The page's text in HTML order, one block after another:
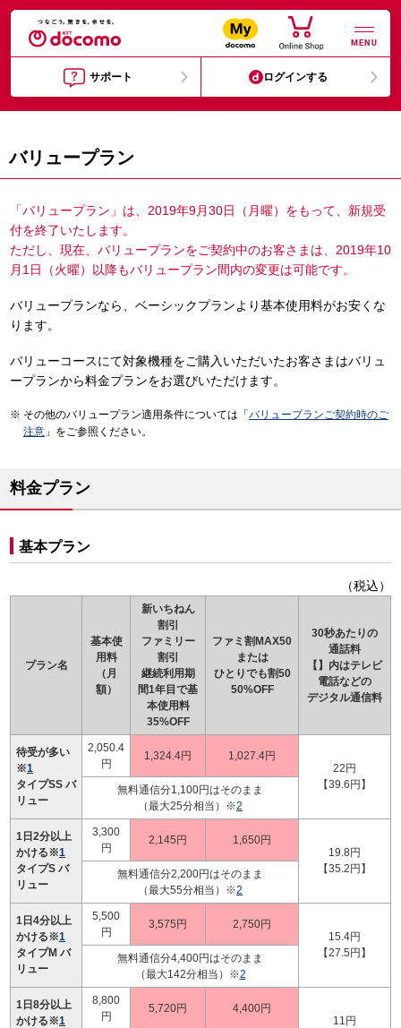
MENU
サポート ログインする
バリュープラン
「バリュープラン」は、2019年9月30日（月曜）をもって、新規受
付を終了いたします。
ただし、現在、バリュープランをご契約中のお客さまは、2019年10
月1日（火曜）以降もバリュープラン間内の変更は可能です。
バリュープランなら、ベーシックプランより基本使用料がお安くな
ります。
バリューコースにて対象機種をご購入いただいたお客さまはバリュ
ープランから料金プランをお選びいただけます。
その他のバリュープラン適用条件については「 バリュープランご契約時のご
注意 」をご参照ください。
料金プラン
基本プラン
（税込）
プラン名
基本使
用料
（月
額）
新いちねん
割引
ファミリー
割引
継続利用期
間1年目で基
本使用料
35%OFF
ファミ割MAX50
または
ひとりでも割50
50%OFF
30秒あたりの
通話料
【】内はテレビ
電話などの
デジタル通信料
待受が多い
※1
タイプSS バ
リュー
2,050.4
円
1,324.4円
1,027.4円
22円
【39.6円】
無料通信分1,100円はそのまま
（最大25分相当）※2
1日2分以上
かける※1
タイプS バ
リュー
3,300
円
2,145円
1,650円
19.8円
【35.2円】
無料通信分2,200円はそのまま
（最大55分相当）※2
1日4分以上
かける※1
タイプM バ
リュー
5,500
円
3,575円
2,750円
15.4円
【27.5円】
無料通信分4,400円はそのまま
（最大142分相当）※2
1日8分以上
かける※1
8,800
円
5,720円
4,400円
11円